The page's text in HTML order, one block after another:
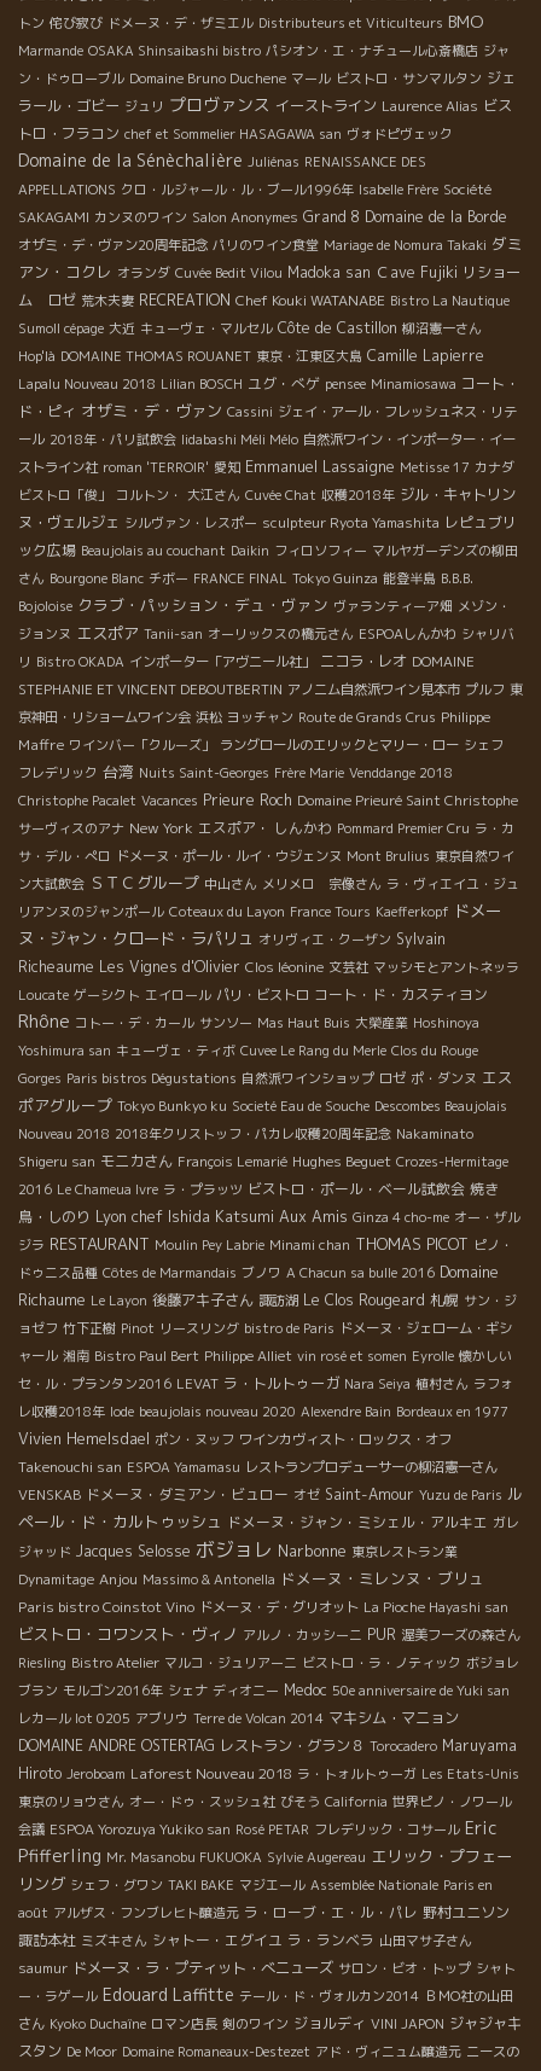
トン 侘び寂び ドメーヌ・デ・ザミエル Distributeurs et Viticulteurs BMO
Marmande OSAKA Shinsaibashi bistro パシオン・エ・ナチュール心斎橋店 ジャ
ン・ドゥローブル Domaine Bruno Duchene マール ビストロ・サンマルタン ジェ
ラール・ゴビー ジュリ プロヴァンス イーストライン Laurence Alias ビス
トロ・フラコン chef et Sommelier HASAGAWA san ヴォドピヴェック
Domaine de la Sénèchalière Juliénas RENAISSANCE DES
APPELLATIONS クロ・ルジャール・ル・ブール1996年 Isabelle Frère Société
SAKAGAMI カンヌのワイン Salon Anonymes Grand 8 Domaine de la Borde
オザミ・デ・ヴァン20周年記念 パリのワイン食堂 Mariage de Nomura Takaki ダミ
アン・コクレ オランダ Cuvée Bedit Vilou Madoka san Ｃave Fujiki リショー
ム ロゼ 荒木夫妻 RECREATION Chef Kouki WATANABE Bistro La Nautique
Sumoll cépage 大近 キューヴェ・マルセル Côte de Castillon 柳沼憲一さん
Hop'là DOMAINE THOMAS ROUANET 東京・江東区大島 Camille Lapierre
Lapalu Nouveau 2018 Lilian BOSCH ユグ・べゲ pensee Minamiosawa コート・
ド・ピィ オザミ・デ・ヴァン Cassini ジェイ・アール・フレッシュネス・リテ
ール 2018年・パリ試飲会 Iidabashi Méli Mélo 自然派ワイン・インポーター・イー
ストライン社 roman 'TERROIR' 愛知 Emmanuel Lassaigne Metisse 17 カナダ
ビストロ「俊」
コルトン・ 大江さん Cuvée Chat 収穫2018年 ジル・キャトリン
ヌ・ヴェルジェ シルヴァン・レスポー sculpteur Ryota Yamashita レピュブリ
ック広場 Beaujolais au couchant Daikin フィロソフィー マルヤガーデンズの柳田
さん Bourgone Blanc チボー FRANCE FINAL Tokyo Guinza 能登半島 B.B.B.
Bojoloise クラブ・パッション・デュ・ヴァン ヴァランティーア畑 メゾン・
ジョンヌ エスポア Tanii-san オーリックスの橋元さん ESPOAしんかわ シャリバ
リ Bistro OKADA インポーター「アヴニール社」 ニコラ・レオ DOMAINE
STEPHANIE ET VINCENT DEBOUTBERTIN アノニム自然派ワイン見本市 プルフ 東
京神田・リショームワイン会 浜松 ヨッチャン Route de Grands Crus Philippe
Maffre ワインバー「クルーズ」 ラングロールのエリックとマリー・ロー シェフ
フレデリック 台湾 Nuits Saint-Georges Frère Marie Venddange 2018
Christophe Pacalet Vacances Prieure Roch Domaine Prieuré Saint Christophe
サーヴィスのアナ New York エスポア・ しんかわ Pommard Premier Cru ラ・カ
サ・デル・ぺロ ドメーヌ・ポール・ルイ・ウジェンヌ Mont Brulius 東京自然ワイ
ン大試飲会 ＳＴＣグループ 中山さん メリメロ 宗像さん ラ・ヴィエイユ・ジュ
リアンヌのジャンポール Coteaux du Layon France Tours Kaefferkopf ドメー
ヌ・ジャン・クロード・ラパリュ オリヴィエ・クーザン Sylvain
Richeaume Les Vignes d'Olivier Clos léonine 文芸社 マッシモとアントネッラ
Loucate ゲーシクト エイロール パリ・ビストロ コート・ド・カスティヨン
Rhône コトー・デ・カール サンソー Mas Haut Buis 大榮産業 Hoshinoya
Yoshimura san キューヴェ・ティボ Cuvee Le Rang du Merle Clos du Rouge
Gorges Paris bistros Dégustations 自然派ワインショップ ロゼ ポ・ダンヌ エス
ポアグループ Tokyo Bunkyo ku Societé Eau de Souche Descombes Beaujolais
Nouveau 2018 2018年クリストッフ・パカレ収穫20周年記念 Nakaminato
Shigeru san モニカさん François Lemarié Hughes Beguet Crozes-Hermitage
2016 Le Chameua Ivre ラ・プラッツ ビストロ・ポール・ベール試飲会 焼き
鳥・しのり Lyon chef Ishida Katsumi Aux Amis Ginza 4 cho-me オー・ザル
ジラ RESTAURANT Moulin Pey Labrie Minami chan THOMAS PICOT ピノ・
ドゥニス品種 Côtes de Marmandais ブノワ A Chacun sa bulle 2016 Domaine
Richaume Le Layon 後藤アキ子さん 諏訪湖 Le Clos Rougeard 札幌 サン・ジ
ョゼフ 竹下正樹 Pinot リースリング bistro de Paris ドメーヌ・ジェローム・ギシ
ャール 湘南 Bistro Paul Bert Philippe Alliet vin rosé et somen Eyrolle 懐かしい
セ・ル・プランタン2016 LEVAT ラ・トルトゥーガ Nara Seiya 植村さん ラフォ
レ収穫2018年 Iode beaujolais nouveau 2020 Alexendre Bain Bordeaux en 1977
Vivien Hemelsdael ポン・ヌッフ ワインカヴィスト・ロックス・オフ
Takenouchi san ESPOA Yamamasu レストランプロデューサーの柳沼憲一さん
VENSKAB ドメーヌ・ダミアン・ビュロー オゼ Saint-Amour Yuzu de Paris ル
ペール・ド・カルトゥッシュ ドメーヌ・ジャン・ミシェル・アルキエ ガレ
ジャッド Jacques Selosse ボジョレ Narbonne 東京レストラン業
Dynamitage Anjou Massimo & Antonella ドメーヌ・ミレンヌ・ブリュ
Paris bistro Coinstot Vino ドメーヌ・デ・グリオット La Pioche Hayashi san
ビストロ・コワンスト・ヴィノ アルノ・カッシーニ PUR 渥美フーズの森さん
Riesling Bistro Atelier マルコ・ジュリアーニ ビストロ・ラ・ノティック ボジョレ
ブラン モルゴン2016年 シェナ ディオニー Medoc 50e anniversaire de Yuki san
レカール lot 0205 アブリウ Terre de Volcan 2014 マキシム・マニョン
DOMAINE ANDRE OSTERTAG レストラン・グラン８ Torocadero Maruyama
Hiroto Jeroboam Laforest Nouveau 2018 ラ・トォルトゥーガ Les Etats-Unis
東京のリョウさん オー・ドゥ・スッシュ社 びそう California 世界ピノ・ノワール
会議 ESPOA Yorozuya Yukiko san Rosé PETAR フレデリック・コサール Eric
Pfifferling Mr. Masanobu FUKUOKA Sylvie Augereau エリック・プフェー
リング シェフ・グワン TAKI BAKE マジエール Assemblée Nationale Paris en
août アルザス・フンブレヒト醸造元 ラ・ローブ・エ・ル・パレ 野村ユニソン
諏訪本社 ミズキさん シャトー・エグイユ ラ・ランベラ 山田マサ子さん
saumur ドメーヌ・ラ・プティット・べニューズ サロン・ビオ・トップ シャト
ー・ラゲール Edouard Laffitte テール・ド・ヴォルカン2014 ＢＭО社の山田
さん Kyoko Duchaîne ロマン店長 剣のワイン ジョルディ VINI JAPON ジャジャキ
スタン De Moor Domaine Romaneaux-Destezet アド・ヴィニュム醸造元 ニースの